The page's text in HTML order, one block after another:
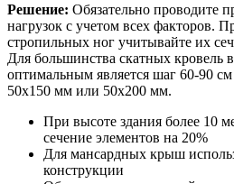
Решение: Обязательно проводите
нагрузок с учетом всех факторов.
стропильных ног учитывайте их
Для большинства скатных кровель
оптимальным является шаг 60-90
50х150 мм или 50х200 мм.
При высоте здания более 10
сечение элементов на 20%
Для мансардных крыш
конструкции